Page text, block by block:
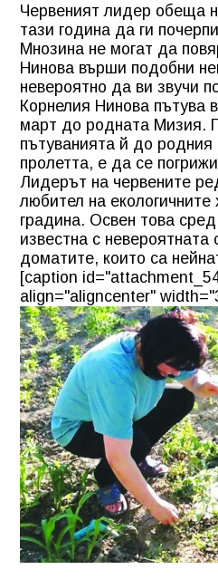
Червеният лидер обеща
тази година да ги
Мнозина не могат да
Нинова върши подобни
невероятно да ви звучи
Корнелия Нинова пътува
март до родната Мизия.
пътуванията й до родния
пролетта, е да се
Лидерът на червените
любител на екологичните
градина. Освен това
известна с невероятната
доматите, които са
[caption
align="aligncenter"